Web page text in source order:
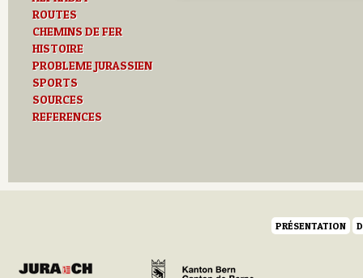
ROUTES
CHEMINS DE FER
HISTOIRE
PROBLEME JURASSIEN
SPORTS
SOURCES
REFERENCES
PRÉSENTATION